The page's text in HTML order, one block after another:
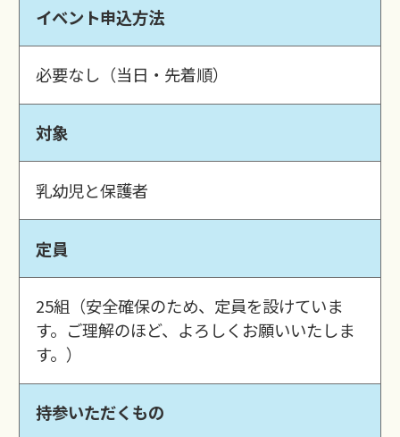
イベント申込方法
必要なし（当日・先着順）
対象
乳幼児と保護者
定員
25組（安全確保のため、定員を設けていま
す。ご理解のほど、よろしくお願いいたしま
す。）
持参いただくもの